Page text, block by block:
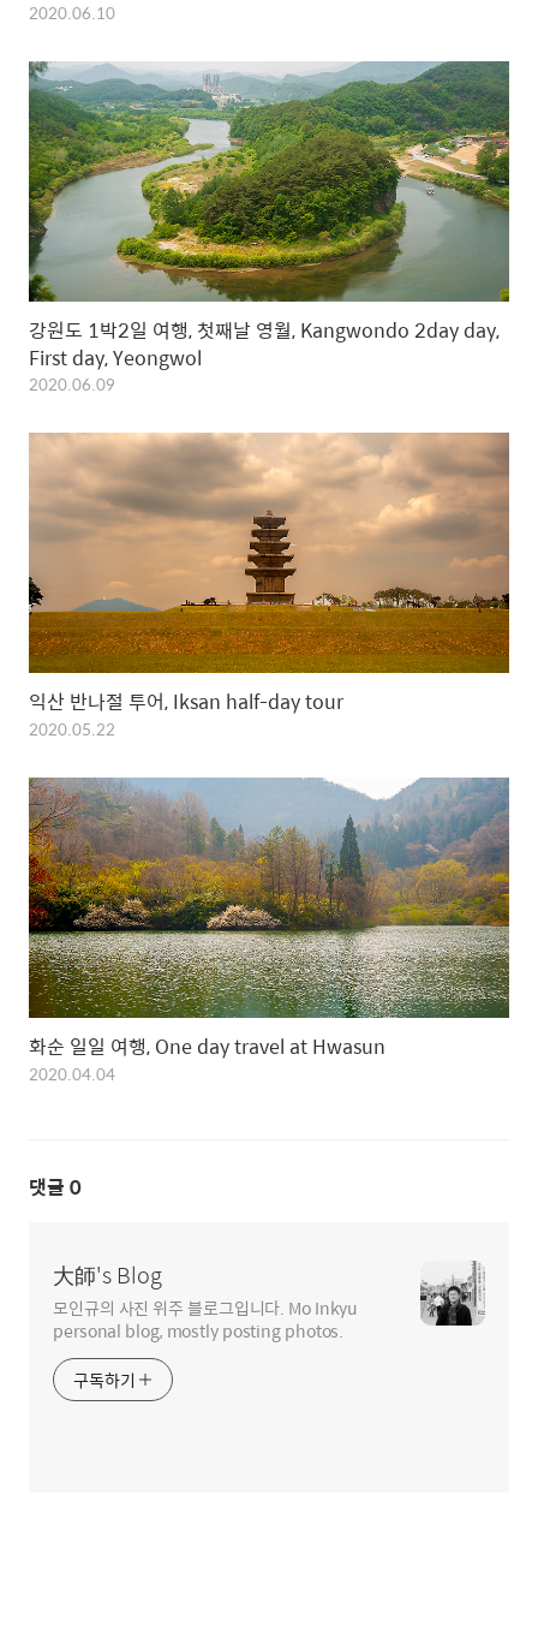
2020.06.10
강원도 1박2일 여행, 첫째날 영월, Kangwondo 2day day,
First day, Yeongwol
2020.06.09
익산 반나절 투어, Iksan half-day tour
2020.05.22
화순 일일 여행, One day travel at Hwasun
2020.04.04
댓글 0
大師's Blog
모인규의 사진 위주 블로그입니다. Mo Inkyu
personal blog, mostly posting photos.
구독하기